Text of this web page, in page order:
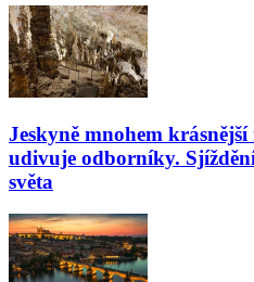
Jeskyně mnohem
udivuje odborníky.
světa